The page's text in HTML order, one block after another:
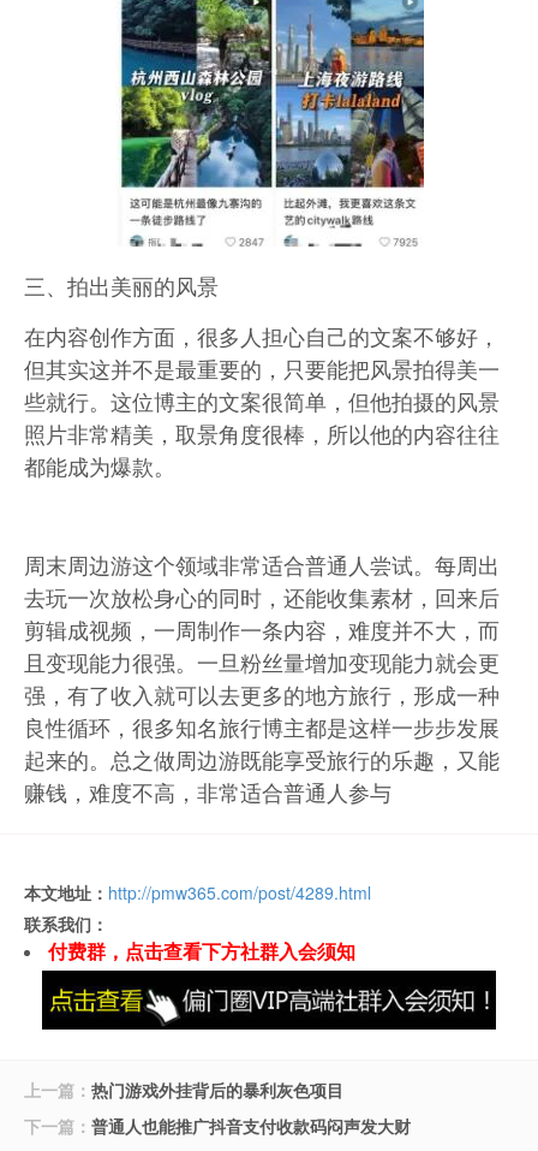
三、拍出美丽的风景
在内容创作方面，很多人担心自己的文案不够好，
但其实这并不是最重要的，只要能把风景拍得美一
些就行。这位博主的文案很简单，但他拍摄的风景
照片非常精美，取景角度很棒，所以他的内容往往
都能成为爆款。
周末周边游这个领域非常适合普通人尝试。每周出
去玩一次放松身心的同时，还能收集素材，回来后
剪辑成视频，一周制作一条内容，难度并不大，而
且变现能力很强。一旦粉丝量增加变现能力就会更
强，有了收入就可以去更多的地方旅行，形成一种
良性循环，很多知名旅行博主都是这样一步步发展
起来的。总之做周边游既能享受旅行的乐趣，又能
赚钱，难度不高，非常适合普通人参与
本文地址： http://pmw365.com/post/4289.html
联系我们：
付费群，点击查看下方社群入会须知
上一篇： 热门游戏外挂背后的暴利灰色项目
下一篇： 普通人也能推广抖音支付收款码闷声发大财